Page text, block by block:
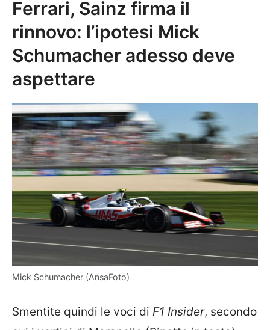
Ferrari, Sainz firma il
rinnovo: l’ipotesi Mick
Schumacher adesso deve
aspettare
Mick Schumacher (AnsaFoto)
Smentite quindi le voci di F1 Insider, secondo